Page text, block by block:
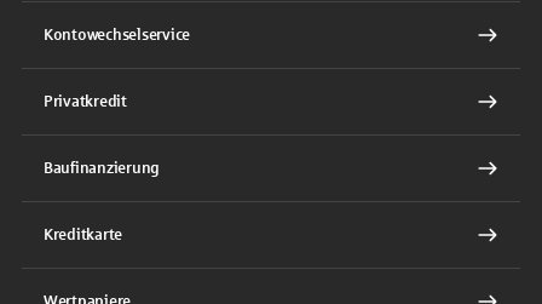
Kontowechselservice
Privatkredit
Baufinanzierung
Kreditkarte